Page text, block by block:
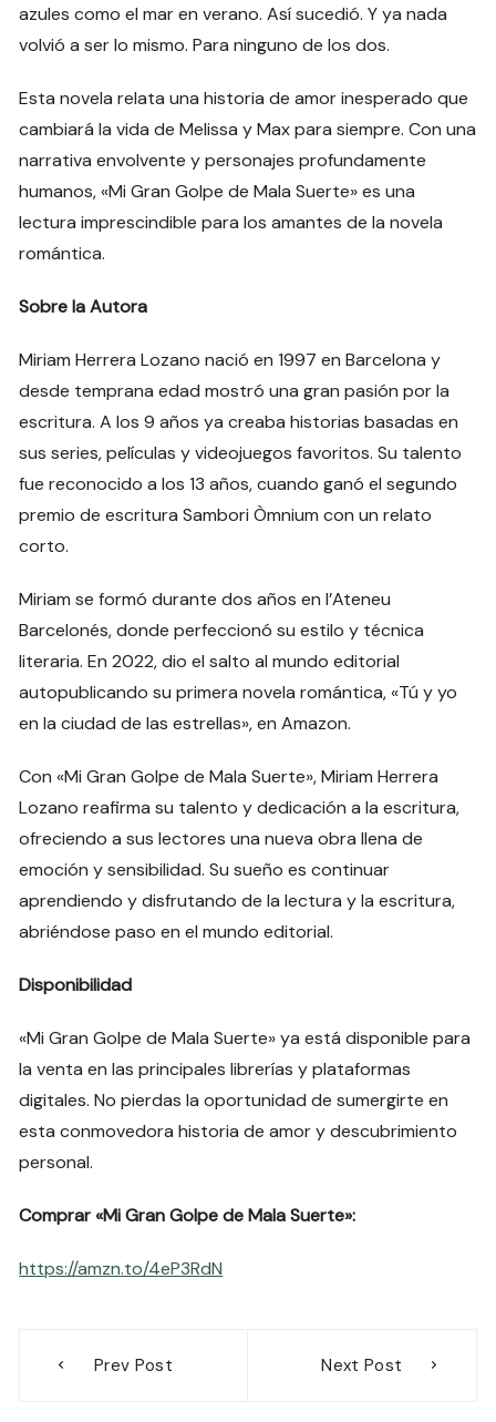
azules como el mar en verano. Así sucedió. Y ya nada
volvió a ser lo mismo. Para ninguno de los dos.
Esta novela relata una historia de amor inesperado que
cambiará la vida de Melissa y Max para siempre. Con una
narrativa envolvente y personajes profundamente
humanos, «Mi Gran Golpe de Mala Suerte» es una
lectura imprescindible para los amantes de la novela
romántica.
Sobre la Autora
Miriam Herrera Lozano nació en 1997 en Barcelona y
desde temprana edad mostró una gran pasión por la
escritura. A los 9 años ya creaba historias basadas en
sus series, películas y videojuegos favoritos. Su talento
fue reconocido a los 13 años, cuando ganó el segundo
premio de escritura Sambori Òmnium con un relato
corto.
Miriam se formó durante dos años en l’Ateneu
Barcelonés, donde perfeccionó su estilo y técnica
literaria. En 2022, dio el salto al mundo editorial
autopublicando su primera novela romántica, «Tú y yo
en la ciudad de las estrellas», en Amazon.
Con «Mi Gran Golpe de Mala Suerte», Miriam Herrera
Lozano reafirma su talento y dedicación a la escritura,
ofreciendo a sus lectores una nueva obra llena de
emoción y sensibilidad. Su sueño es continuar
aprendiendo y disfrutando de la lectura y la escritura,
abriéndose paso en el mundo editorial.
Disponibilidad
«Mi Gran Golpe de Mala Suerte» ya está disponible para
la venta en las principales librerías y plataformas
digitales. No pierdas la oportunidad de sumergirte en
esta conmovedora historia de amor y descubrimiento
personal.
Comprar «Mi Gran Golpe de Mala Suerte»:
https://amzn.to/4eP3RdN
Prev Post Next Post